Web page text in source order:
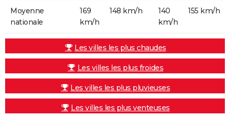
Moyenne
nationale
169
km/h
148 km/h
140
km/h
155 km/h
Les villes les plus chaudes
Les villes les plus froides
Les villes les plus pluvieuses
Les villes les plus venteuses